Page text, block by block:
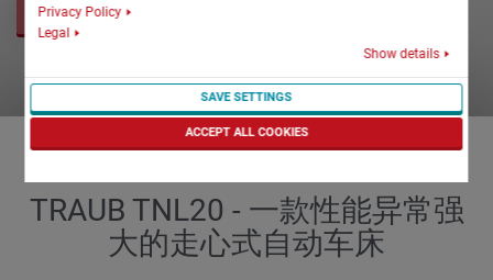
Privacy Policy
Legal
Show details
SAVE SETTINGS
ACCEPT ALL COOKIES
现在询价
TRAUB TNL20 - 一款性能异常强
大的走心式自动车床